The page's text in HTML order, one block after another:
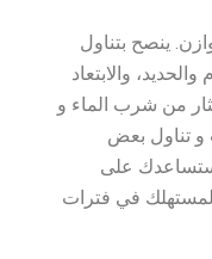
ينصح بتناول
والابتعاد
من شرب الماء و
و تناول بعض
ستساعدك على
في فترات